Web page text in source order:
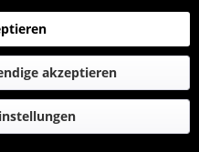
akzeptieren